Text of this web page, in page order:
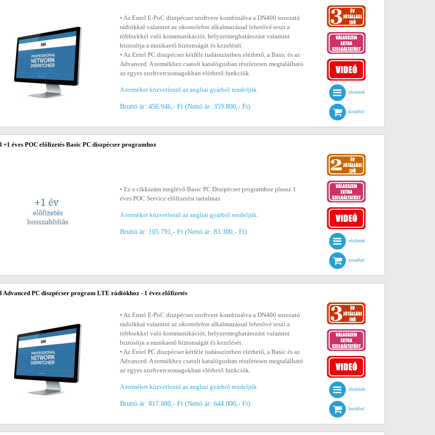
• Az Entel E-PoC diszpécser szoftvere kombinálva a DN400 sorozatú
rádiókkal valamint az okostelefon alkalmazással lehetővé teszi a
többiekkel való kommunikációt, helyzetmeghatározást valamint
biztosítja a munkaerő biztonságát és kezelését.
• Az Entel PC diszpécser kétféle tudásszintben elérhető, a Basic és az
Advanced. A termékhez csatolt katalógusban részletesen megtalálható
az egyes szoftvercsomagokban elérhető funkciók.
A terméket közvetlenül az angliai gyárból rendeljük.
Bruttó ár: 456.946,- Ft (Nettó ár: 359.800,- Ft)
részletek
kosárba!
+1 éves POC előfizetés Basic PC diszpécser programhoz
• Ez a cikkszám meglévő Basic PC Diszpécser programhoz plussz 1
éves POC Service előfizetést tartalmaz
A terméket közvetlenül az angliai gyárból rendeljük.
Bruttó ár: 105.791,- Ft (Nettó ár: 83.300,- Ft)
részletek
kosárba!
Advanced PC diszpécser program LTE rádiókhoz - 1 éves előfizetés
• Az Entel E-PoC diszpécser szoftvere kombinálva a DN400 sorozatú
rádiókkal valamint az okostelefon alkalmazással lehetővé teszi a
többiekkel való kommunikációt, helyzetmeghatározást valamint
biztosítja a munkaerő biztonságát és kezelését.
• Az Entel PC diszpécser kétféle tudásszintben elérhető, a Basic és az
Advanced. A termékhez csatolt katalógusban részletesen megtalálható
az egyes szoftvercsomagokban elérhető funkciók.
A terméket közvetlenül az angliai gyárból rendeljük.
Bruttó ár: 817.880,- Ft (Nettó ár: 644.000,- Ft)
részletek
kosárba!